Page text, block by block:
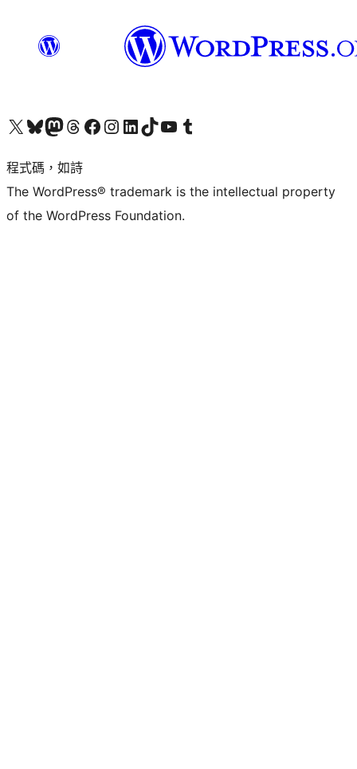
查看我們的 X (之前的 Twitter) 帳號造訪我們的 Bluesky 帳號造訪我們的 Mastodon 帳號造訪我們的 Threads 帳號 造訪我們的 Facebook 粉絲專頁Visit our Instagram account
Visit our LinkedIn account
造訪我們的 TikTok 帳號Visit our YouTube channel
造訪我們的 Tumblr 帳號
程式碼，如詩
The WordPress® trademark is the intellectual property
of the WordPress Foundation.